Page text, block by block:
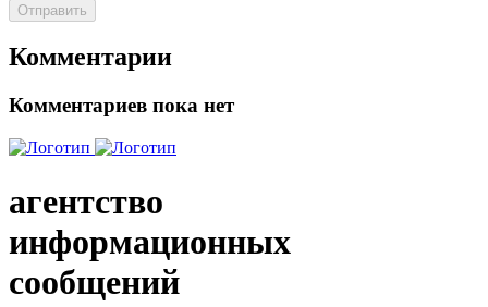
Отправить
Комментарии
Комментариев пока нет
агентство
информационных
сообщений